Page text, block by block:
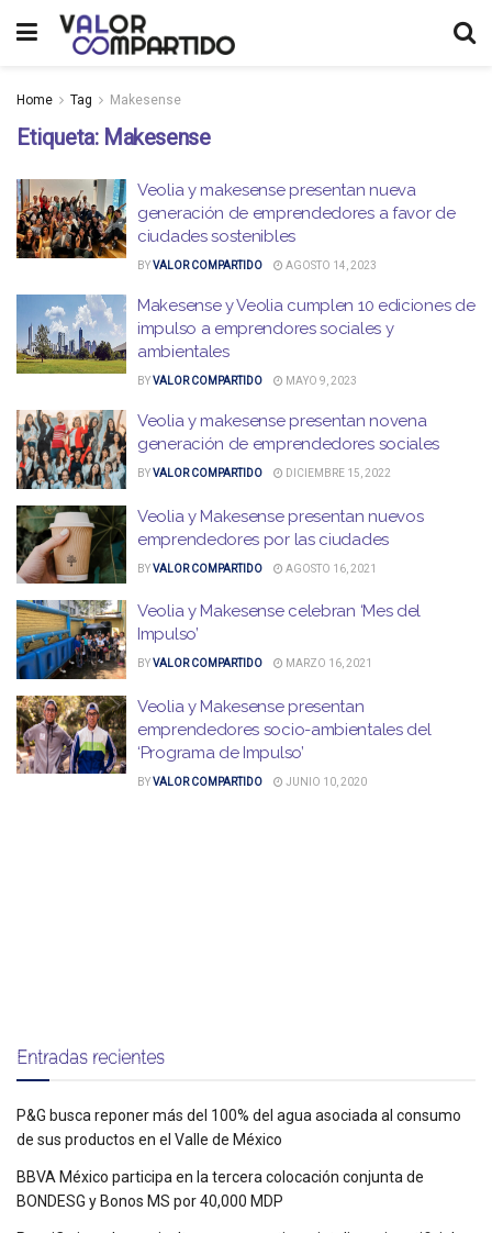
Home Tag Makesense
Etiqueta: Makesense
Veolia y makesense presentan nueva
generación de emprendedores a favor de
ciudades sostenibles
BYVALOR COMPARTIDO AGOSTO 14, 2023
Makesense y Veolia cumplen 10 ediciones de
impulso a emprendores sociales y
ambientales
BYVALOR COMPARTIDO MAYO 9, 2023
Veolia y makesense presentan novena
generación de emprendedores sociales
BYVALOR COMPARTIDO DICIEMBRE 15, 2022
Veolia y Makesense presentan nuevos
emprendedores por las ciudades
BYVALOR COMPARTIDO AGOSTO 16, 2021
Veolia y Makesense celebran ‘Mes del
Impulso’
BYVALOR COMPARTIDO MARZO 16, 2021
Veolia y Makesense presentan
emprendedores socio-ambientales del
‘Programa de Impulso’
BYVALOR COMPARTIDO JUNIO 10, 2020
Entradas recientes
P&G busca reponer más del 100% del agua asociada al consumo
de sus productos en el Valle de México
BBVA México participa en la tercera colocación conjunta de
BONDESG y Bonos MS por 40,000 MDP